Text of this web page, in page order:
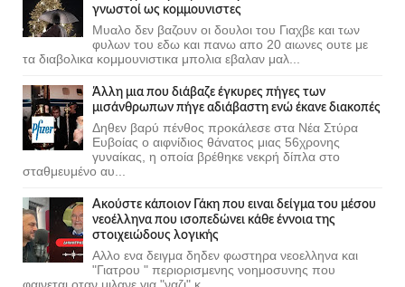
γνωστοί ως κομμουνιστες
Μυαλο δεν βαζουν οι δουλοι του Γιαχβε και των
φυλων του εδω και πανω απο 20 αιωνες ουτε με
τα διαβολικα κομμουνιστικα μπολια εβαλαν μαλ...
Άλλη μια που διάβαζε έγκυρες πήγες των
μισάνθρωπων πήγε αδιάβαστη ενώ έκανε διακοπές
Δηθεν βαρύ πένθος προκάλεσε στα Νέα Στύρα
Ευβοίας ο αιφνίδιος θάνατος μιας 56χρονης
γυναίκας, η οποία βρέθηκε νεκρή δίπλα στο
σταθμευμένο αυ...
Ακούστε κάποιον Γάκη που ειναι δείγμα του μέσου
νεοέλληνα που ισοπεδώνει κάθε έννοια της
στοιχειώδους λογικής
Αλλο ενα δειγμα δηδεν φωστηρα νεοελληνα και
"Γιατρου " περιορισμενης νοημοσυνης που